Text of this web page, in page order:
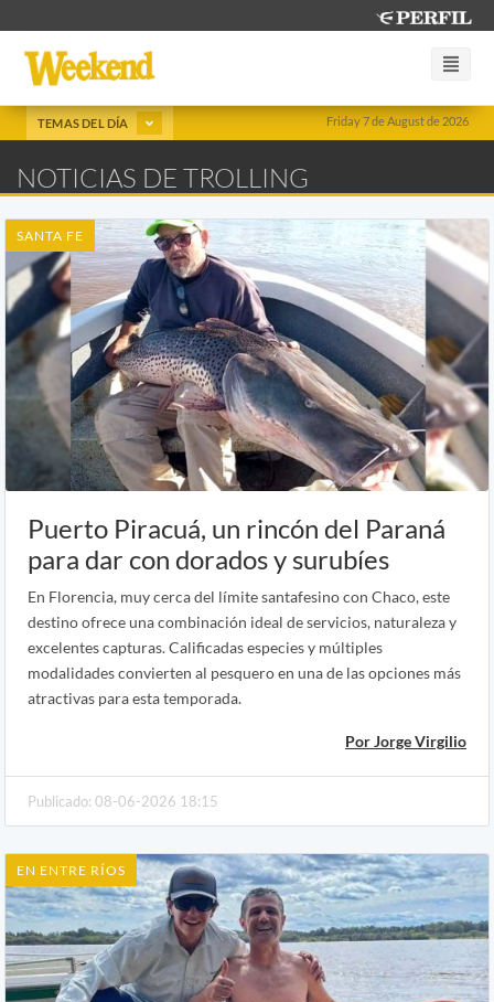
Friday 7 de August de 2026
TEMAS DEL DÍA
NOTICIAS DE TROLLING
SANTA FE
Puerto Piracuá, un rincón del Paraná
para dar con dorados y surubíes
En Florencia, muy cerca del límite santafesino con Chaco, este
destino ofrece una combinación ideal de servicios, naturaleza y
excelentes capturas. Calificadas especies y múltiples
modalidades convierten al pesquero en una de las opciones más
atractivas para esta temporada.
Por Jorge Virgilio
Publicado: 08-06-2026 18:15
EN ENTRE RÍOS